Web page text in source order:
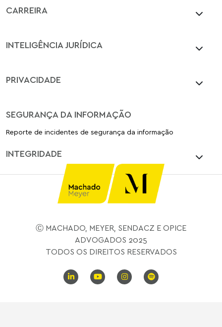
CARREIRA
INTELIGÊNCIA JURÍDICA
PRIVACIDADE
SEGURANÇA DA INFORMAÇÃO
Reporte de incidentes de segurança da informação
INTEGRIDADE
Ⓒ MACHADO, MEYER, SENDACZ E OPICE
ADVOGADOS 2025
TODOS OS DIREITOS RESERVADOS